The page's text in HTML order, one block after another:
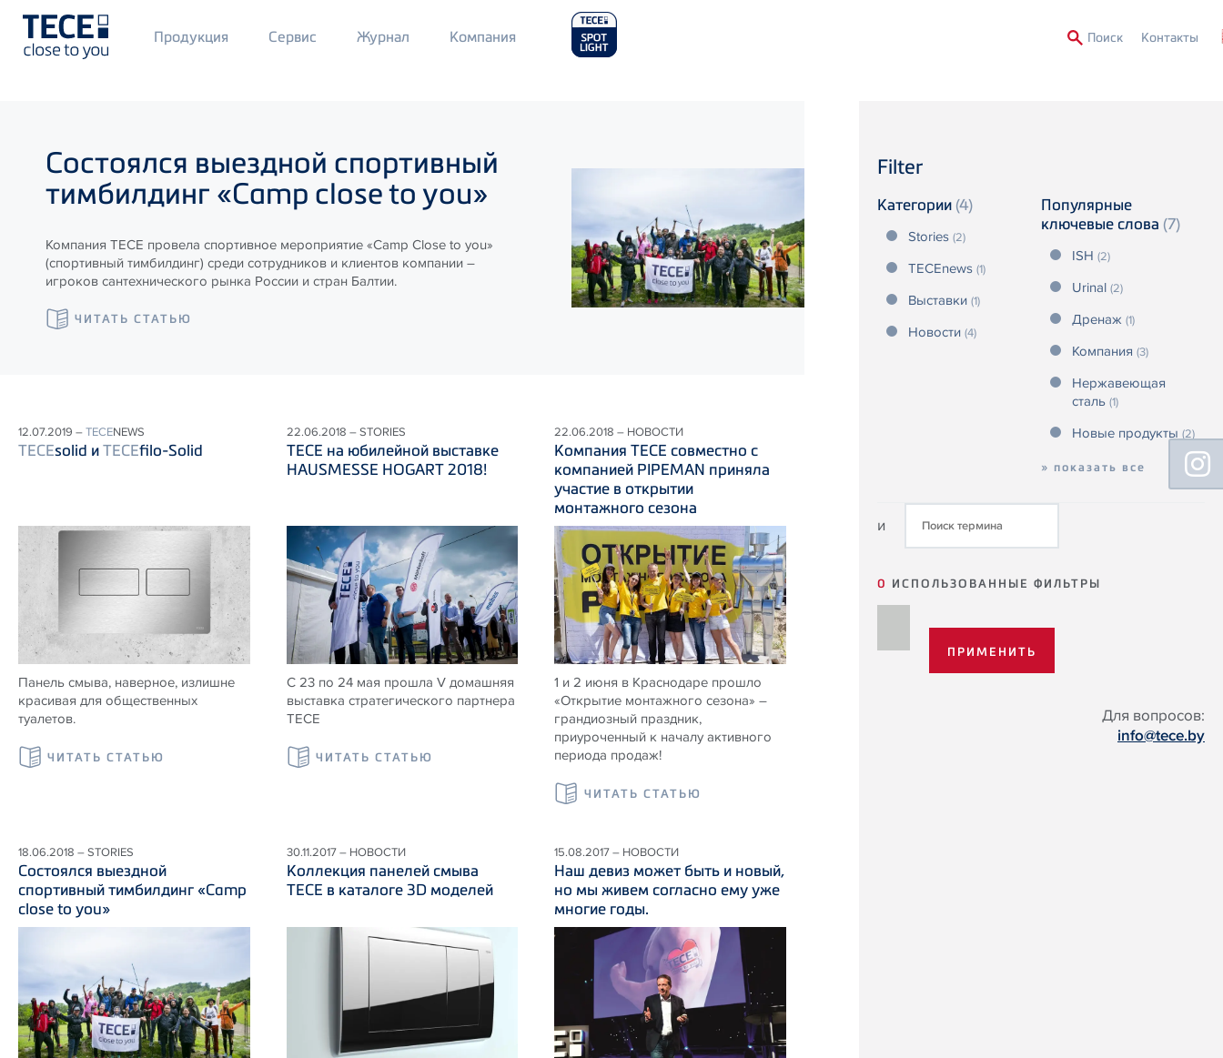
Main
Menü
Продукция Сервис Журнал Main
Menu
Компания Поиск Контакты
Filter
Категории (4)
Stories (2)
TECEnews (1)
Выставки (1)
Новости (4)
Популярные
ключевые слова (7)
ISH (2)
Urinal (2)
Дренаж (1)
Компания (3)
Нержавеющая
сталь (1)
Новые продукты (2)
» показать все
и
0 ИСПОЛЬЗОВАННЫЕ ФИЛЬТРЫ
Для вопросов:
info@tece.by
Состоялся выездной спортивный
тимбилдинг «Camp close to you»
Компания ТЕСЕ провела спортивное мероприятие «Camp Close to you»
(спортивный тимбилдинг) среди сотрудников и клиентов компании –
игроков сантехнического рынка России и стран Балтии.
ЧИТАТЬ СТАТЬЮ
12.07.2019 –TECENEWS
TECEsolid иTECEfilo-Solid
Панель смыва, наверное, излишне
красивая для общественных
туалетов.
ЧИТАТЬ СТАТЬЮ
22.06.2018 – STORIES
ТЕСЕ на юбилейной выставке
HAUSMESSE HOGART 2018!
С 23 по 24 мая прошла V домашняя
выставка стратегического партнера
ТЕСЕ
ЧИТАТЬ СТАТЬЮ
22.06.2018 – НОВОСТИ
Компания ТЕСЕ совместно с
компанией PIPEMAN приняла
участие в открытии
монтажного сезона
1 и 2 июня в Краснодаре прошло
«Открытие монтажного сезона» –
грандиозный праздник,
приуроченный к началу активного
периода продаж!
ЧИТАТЬ СТАТЬЮ
18.06.2018 – STORIES
Состоялся выездной
спортивный тимбилдинг «Camp
close to you»
30.11.2017 – НОВОСТИ
Коллекция панелей смыва
ТЕСЕ в каталоге 3D моделей
15.08.2017 – НОВОСТИ
Наш девиз может быть и новый,
но мы живем согласно ему уже
многие годы.
Floating
Sidebar